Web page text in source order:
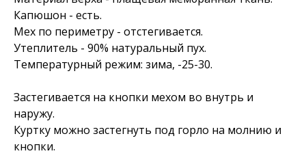
Капюшон - есть.
Мех по периметру - отстегивается.
Утеплитель - 90% натуральный пух.
Температурный режим: зима, -25-30.
Застегивается на кнопки мехом во внутрь и
наружу.
Куртку можно застегнуть под горло на молнию и
кнопки.